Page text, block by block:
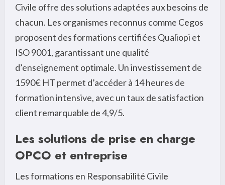
Civile offre des solutions adaptées aux besoins de
chacun. Les organismes reconnus comme Cegos
proposent des formations certifiées Qualiopi et
ISO 9001, garantissant une qualité
d’enseignement optimale. Un investissement de
1590€ HT permet d’accéder à 14 heures de
formation intensive, avec un taux de satisfaction
client remarquable de 4,9/5.
Les solutions de prise en charge
OPCO et entreprise
Les formations en Responsabilité Civile